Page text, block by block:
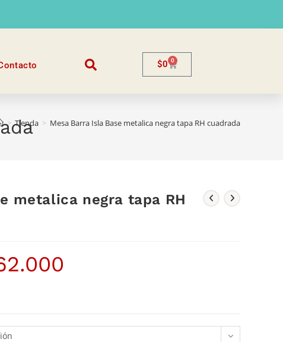
$0 0
> Tienda > Mesa Barra Isla Base metalica negra tapa RH cuadrada
metalica negra tapa RH